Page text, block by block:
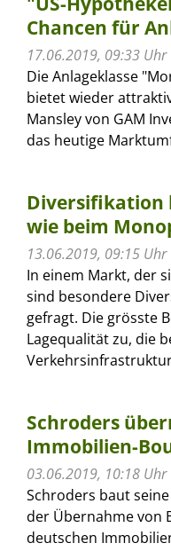
Chancen für
17.06.2019, 09:33 Uhr
Die Anlageklasse
bietet wieder
Mansley von GAM
das heutige
Diversifikation
wie beim
13.06.2019, 09:15 Uhr
In einem Markt, der
sind besondere
gefragt. Die grösste
Lagequalität zu, die
Schroders
Immobilien-
03.06.2019, 10:18 Uhr
Schroders baut
der Übernahme von
deutschen